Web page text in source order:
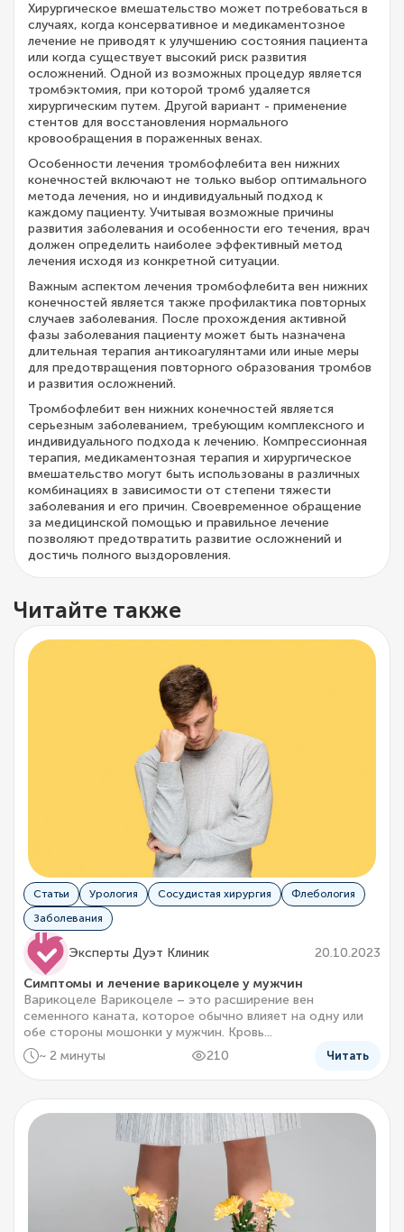
Хирургическое вмешательство может потребоваться в
случаях, когда консервативное и медикаментозное
лечение не приводят к улучшению состояния пациента
или когда существует высокий риск развития
осложнений. Одной из возможных процедур является
тромбэктомия, при которой тромб удаляется
хирургическим путем. Другой вариант - применение
стентов для восстановления нормального
кровообращения в пораженных венах.
Особенности лечения тромбофлебита вен нижних
конечностей включают не только выбор оптимального
метода лечения, но и индивидуальный подход к
каждому пациенту. Учитывая возможные причины
развития заболевания и особенности его течения, врач
должен определить наиболее эффективный метод
лечения исходя из конкретной ситуации.
Важным аспектом лечения тромбофлебита вен нижних
конечностей является также профилактика повторных
случаев заболевания. После прохождения активной
фазы заболевания пациенту может быть назначена
длительная терапия антикоагулянтами или иные меры
для предотвращения повторного образования тромбов
и развития осложнений.
Тромбофлебит вен нижних конечностей является
серьезным заболеванием, требующим комплексного и
индивидуального подхода к лечению. Компрессионная
терапия, медикаментозная терапия и хирургическое
вмешательство могут быть использованы в различных
комбинациях в зависимости от степени тяжести
заболевания и его причин. Своевременное обращение
за медицинской помощью и правильное лечение
позволяют предотвратить развитие осложнений и
достичь полного выздоровления.
Читайте также
Статьи Урология Сосудистая хирургия
Флебология
Заболевания
Эксперты Дуэт Клиник
20.10.2023
Симптомы и лечение варикоцеле у мужчин
Варикоцеле Варикоцеле – это расширение вен
семенного каната, которое обычно влияет на одну или
обе стороны мошонки у мужчин. Кровь...
~ 2 минуты
210 Читать